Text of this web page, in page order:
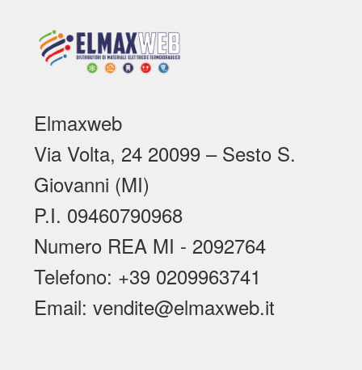
Elmaxweb
Via Volta, 24 20099 – Sesto S.
Giovanni (MI)
P.I. 09460790968
Numero REA MI - 2092764
Telefono: +39 0209963741
Email: vendite@elmaxweb.it